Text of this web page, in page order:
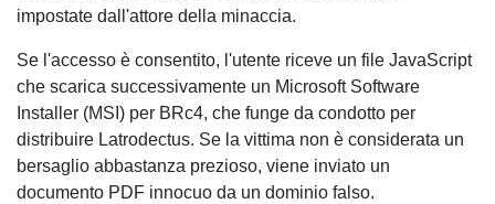
impostate dall'attore della minaccia.
Se l'accesso è consentito, l'utente riceve un file JavaScript
che scarica successivamente un Microsoft Software
Installer (MSI) per BRc4, che funge da condotto per
distribuire Latrodectus. Se la vittima non è considerata un
bersaglio abbastanza prezioso, viene inviato un
documento PDF innocuo da un dominio falso.